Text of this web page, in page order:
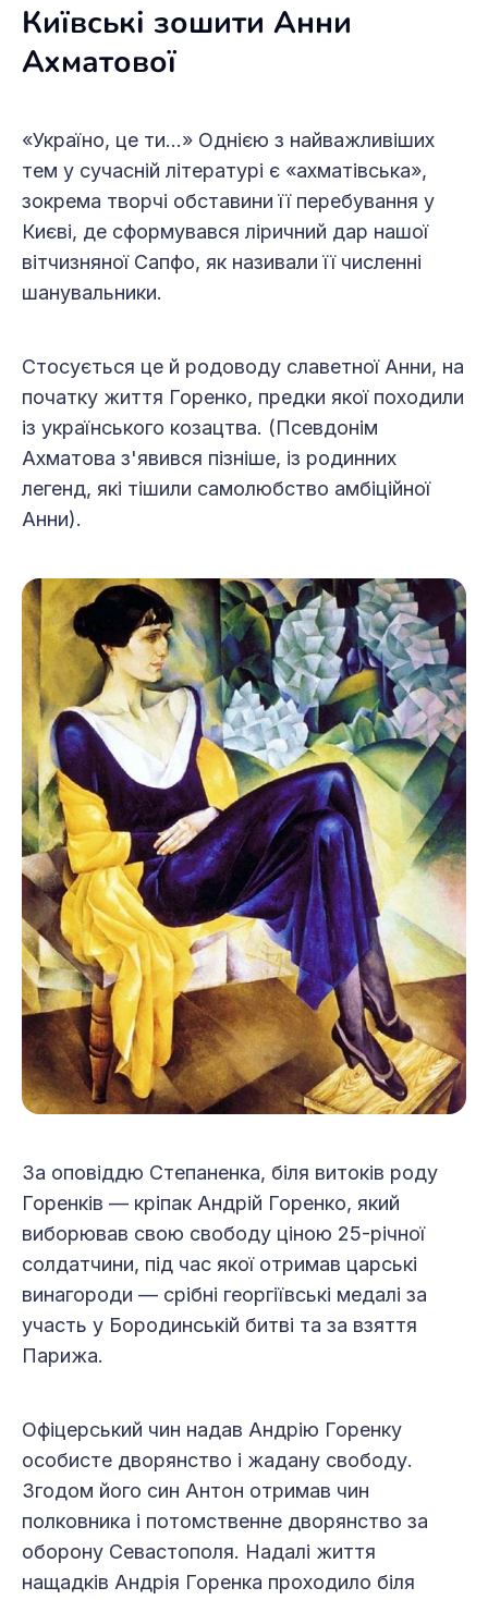
Київські зошити Анни
Ахматової
«Україно, це ти…» Однією з найважливіших
тем у сучасній літературі є «ахматівська»,
зокрема творчі обставини її перебування у
Києві, де сформувався ліричний дар нашої
вітчизняної Сапфо, як називали її численні
шанувальники.
Стосується це й родоводу славетної Анни, на
початку життя Горенко, предки якої походили
із українського козацтва. (Псевдонім
Ахматова з'явився пізніше, із родинних
легенд, які тішили самолюбство амбіційної
Анни).
За оповіддю Степаненка, біля витоків роду
Горенків — кріпак Андрій Горенко, який
виборював свою свободу ціною 25-річної
солдатчини, під час якої отримав царські
винагороди — срібні георгіївські медалі за
участь у Бородинській битві та за взяття
Парижа.
Офіцерський чин надав Андрію Горенку
особисте дворянство і жадану свободу.
Згодом його син Антон отримав чин
полковника і потомственне дворянство за
оборону Севастополя. Надалі життя
нащадків Андрія Горенка проходило біля